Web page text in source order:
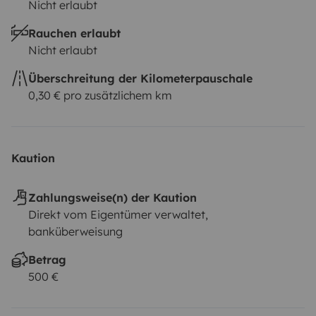
Nicht erlaubt
Rauchen erlaubt
Nicht erlaubt
Überschreitung der Kilometerpauschale
0,30 € pro zusätzlichem km
Kaution
Zahlungsweise(n) der Kaution
Direkt vom Eigentümer verwaltet,
banküberweisung
Betrag
500 €